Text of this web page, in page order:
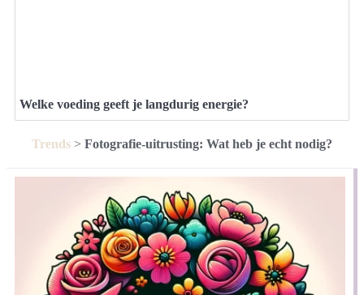
Welke voeding geeft je langdurig energie?
Trends > Fotografie-uitrusting: Wat heb je echt nodig?